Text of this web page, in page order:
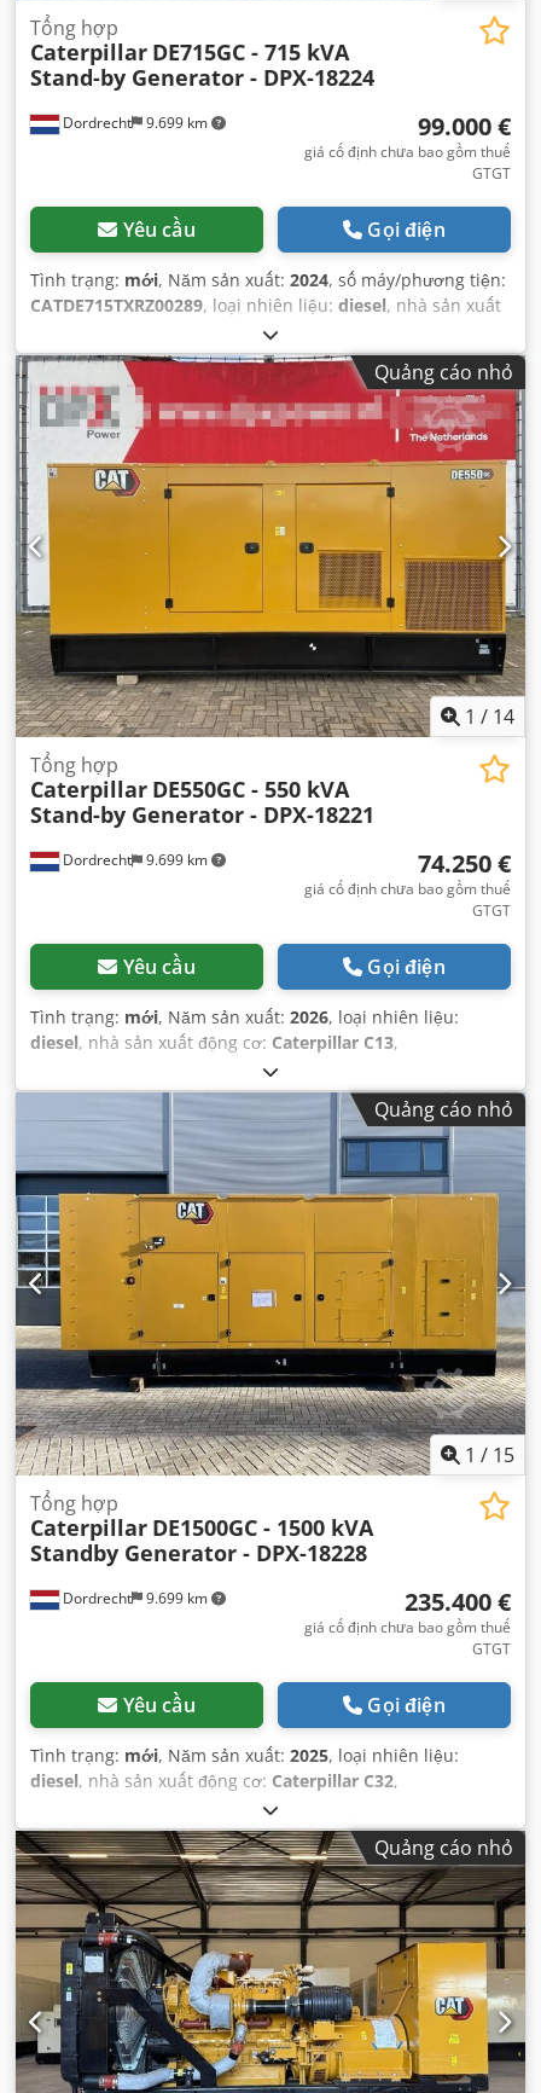
Dordrecht 9.699 km
Tổng hợp
Caterpillar DE715GC - 715 kVA
Stand-by Generator - DPX-18224
99.000 €
giá cố định chưa bao gồm thuế
GTGT
Yêu cầu Gọi điện
Tình trạng: mới, Năm sản xuất: 2024, số máy/phương tiện:
CATDE715TXRZ00289, loại nhiên liệu: diesel, nhà sản xuất
Quảng cáo nhỏ
1 / 14
Dordrecht 9.699 km
Tổng hợp
Caterpillar DE550GC - 550 kVA
Stand-by Generator - DPX-18221
74.250 €
giá cố định chưa bao gồm thuế
GTGT
Yêu cầu Gọi điện
Tình trạng: mới, Năm sản xuất: 2026, loại nhiên liệu:
diesel, nhà sản xuất động cơ: Caterpillar C13,
Quảng cáo nhỏ
1 / 15
Dordrecht 9.699 km
Tổng hợp
Caterpillar DE1500GC - 1500 kVA
Standby Generator - DPX-18228
235.400 €
giá cố định chưa bao gồm thuế
GTGT
Yêu cầu Gọi điện
Tình trạng: mới, Năm sản xuất: 2025, loại nhiên liệu:
diesel, nhà sản xuất động cơ: Caterpillar C32,
Quảng cáo nhỏ